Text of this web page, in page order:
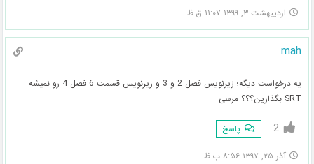
اردیبهشت ۳, ۱۳۹۹ ۱۱:۰۷ ق.ظ
mah
یه درخواست دیگه؛ زیرنویس فصل 2 و 3 و زیرنویس قسمت 6 فصل 4 رو نمیشه
SRT بگذارین؟؟؟ مرسی
2 پاسخ
آذر ۲۵, ۱۳۹۷ ۸:۵۶ ب.ظ